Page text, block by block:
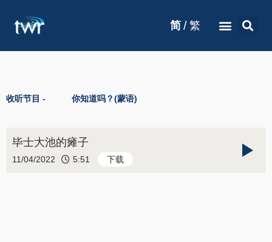
简 / 繁
收听节目 - 你知道吗？(蒙语)
毕士大池的瘫子
11/04/2022 5:51 下载